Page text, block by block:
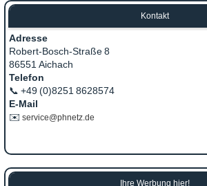
Kontakt
Adresse
Robert‑Bosch‑Straße 8
86551 Aichach
Telefon
📞 +49 (0)8251 8628574
E‑Mail
✉️ service@phnetz.de
Ihre Werbung hier!